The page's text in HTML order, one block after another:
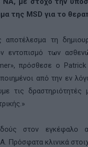
της MSD για το
τη
εντοπισμό των
», πρόσθεσε ο
από την εν
τις
στον εγκέφαλο
Πρόσφατα κλινικά